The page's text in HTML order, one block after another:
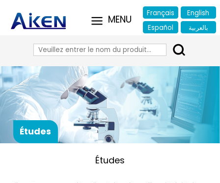
Français
English
Español
بالعربية
Études
Études